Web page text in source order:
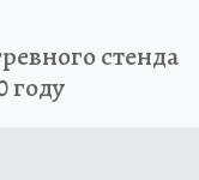
стенда
году